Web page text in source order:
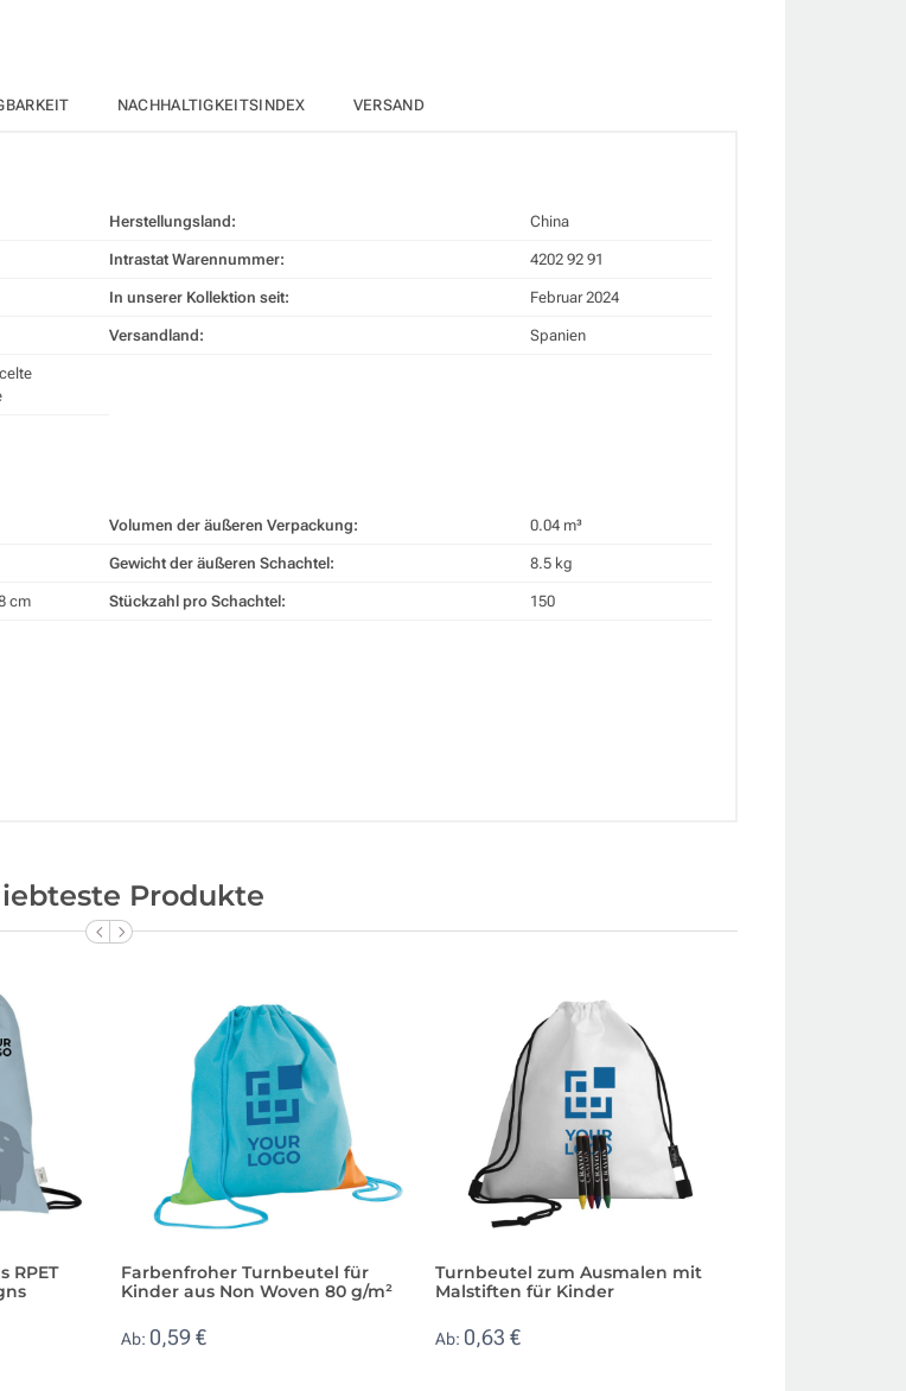
NACHHALTIGKEITSINDEX VERSAND
Herstellungsland: China
Intrastat Warennummer: 4202 92 91
In unserer Kollektion seit: Februar 2024
Versandland: Spanien
cm
Volumen der äußeren Verpackung: 0.04 m³
Gewicht der äußeren Schachtel: 8.5 kg
Stückzahl pro Schachtel: 150
Produkte
RPET
Farbenfroher Turnbeutel für
Kinder aus Non Woven 80 g/m²
Ab: 0,59 €
Turnbeutel zum Ausmalen mit
Malstiften für Kinder
Ab: 0,63 €